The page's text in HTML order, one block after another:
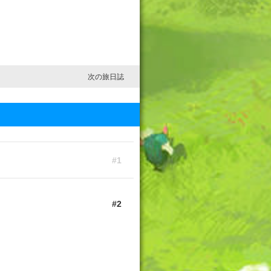
次の旅日誌
1
2